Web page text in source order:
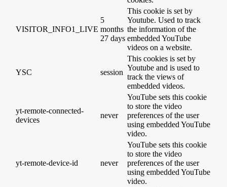
VISITOR_INFO1_LIVE
5
months
27 days
This cookie is set by
Youtube. Used to track
the information of the
embedded YouTube
videos on a website.
YSC session
This cookies is set by
Youtube and is used to
track the views of
embedded videos.
yt-remote-connected-
devices
never
YouTube sets this cookie
to store the video
preferences of the user
using embedded YouTube
video.
yt-remote-device-id never
YouTube sets this cookie
to store the video
preferences of the user
using embedded YouTube
video.